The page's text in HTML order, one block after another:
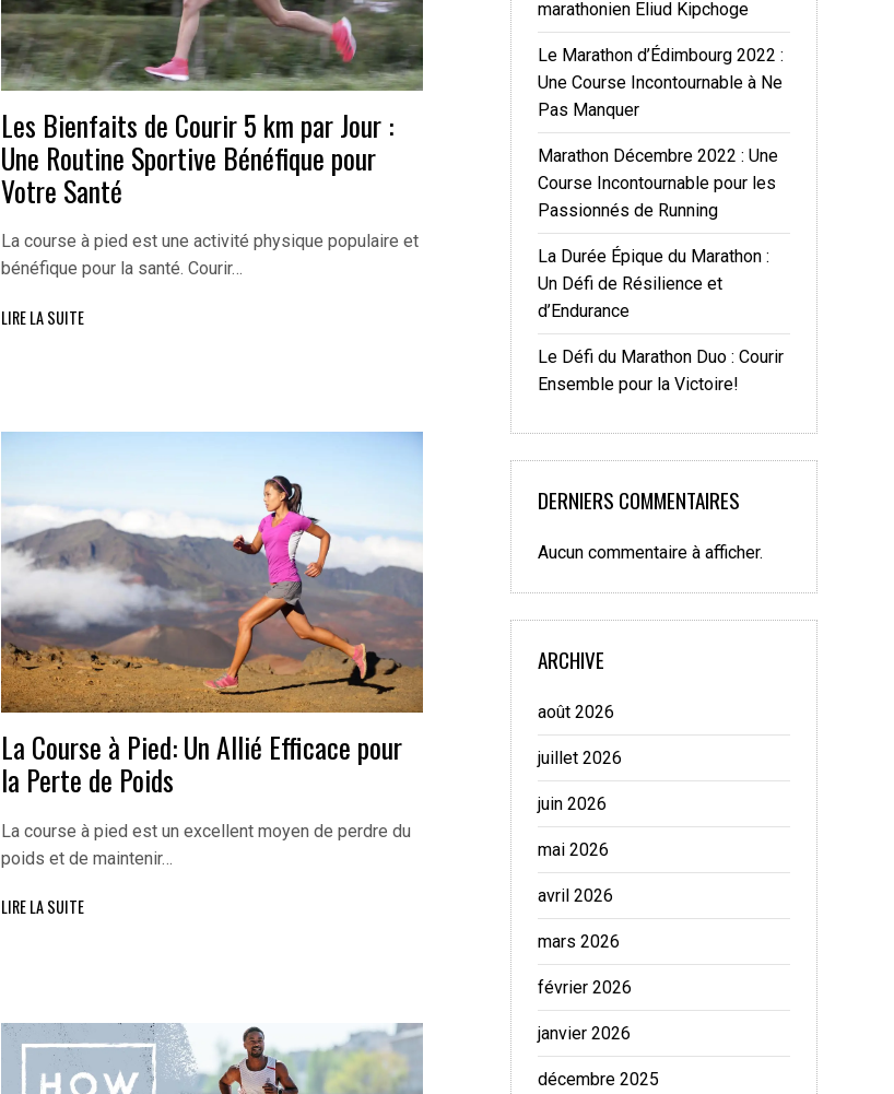
Les Bienfaits de Courir 5 km par Jour :
Une Routine Sportive Bénéfique pour
Votre Santé
La course à pied est une activité physique populaire et
bénéfique pour la santé. Courir…
LIRE LA SUITE
La Course à Pied: Un Allié Efficace pour
la Perte de Poids
La course à pied est un excellent moyen de perdre du
poids et de maintenir…
LIRE LA SUITE
marathonien Eliud Kipchoge
Le Marathon d’Édimbourg 2022 :
Une Course Incontournable à Ne
Pas Manquer
Marathon Décembre 2022 : Une
Course Incontournable pour les
Passionnés de Running
La Durée Épique du Marathon :
Un Défi de Résilience et
d’Endurance
Le Défi du Marathon Duo : Courir
Ensemble pour la Victoire!
DERNIERS COMMENTAIRES
Aucun commentaire à afficher.
ARCHIVE
août 2026
juillet 2026
juin 2026
mai 2026
avril 2026
mars 2026
février 2026
janvier 2026
décembre 2025